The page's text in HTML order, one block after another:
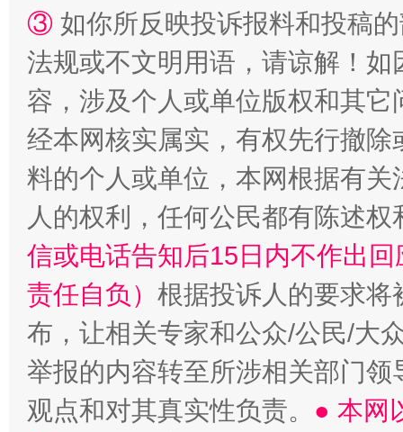
③ 如你所反映投诉报料和投稿
法规或不文明用语，请谅解！
容，涉及个人或单位版权和其它
经本网核实属实，有权先行撤
料的个人或单位，本网根据有
人的权利，任何公民都有陈述
信或电话告知后15日内不作出
责任自负） 根据投诉人的要求将
布，让相关专家和公众/公民/大
举报的内容转至所涉相关部门
观点和对其真实性负责。 ● 本网